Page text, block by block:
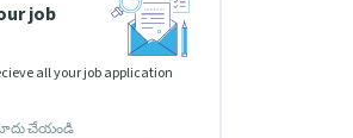
job
all your job application